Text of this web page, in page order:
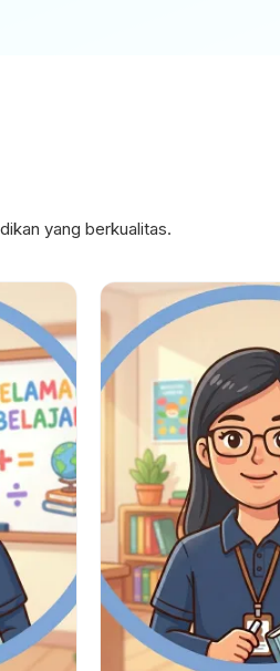
yang berkualitas.